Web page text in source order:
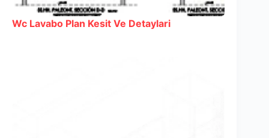
Wc Lavabo Plan Kesit Ve Detaylari